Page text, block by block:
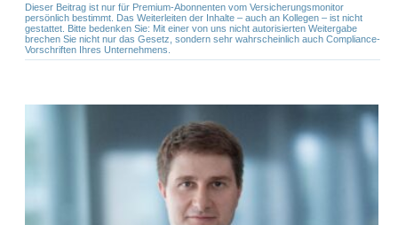
Dieser Beitrag ist nur für Premium-Abonnenten vom Versicherungsmonitor
persönlich bestimmt. Das Weiterleiten der Inhalte – auch an Kollegen – ist nicht
gestattet. Bitte bedenken Sie: Mit einer von uns nicht autorisierten Weitergabe
brechen Sie nicht nur das Gesetz, sondern sehr wahrscheinlich auch Compliance-
Vorschriften Ihres Unternehmens.